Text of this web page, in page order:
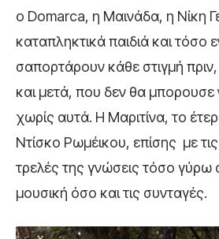
ο Domarca, η Μαινάδα, η Νίκη
καταπληκτικά παιδιά και τόσο
σαπορτάρουν κάθε στιγμή
και μετά, που δεν θα μπορουσε
χωρίς αυτά. Η Μαριτίνα, το
Ντίσκο Ρωμέικου, επίσης με
τρελές της γνώσεις τόσο γύρω
μουσική όσο και τις συνταγές.